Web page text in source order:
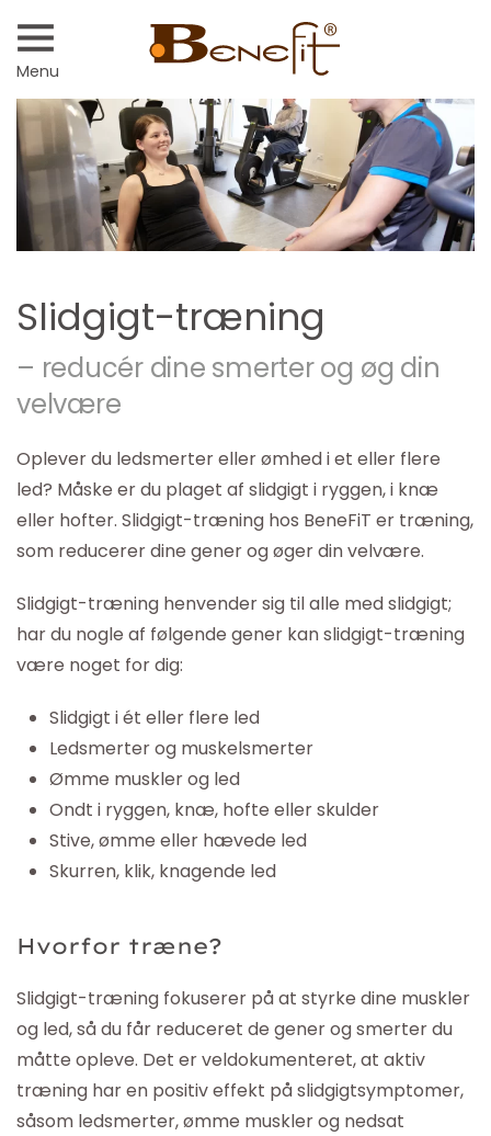
Menu
Slidgigt-træning
– reducér dine smerter og øg din
velvære
Oplever du ledsmerter eller ømhed i et eller flere
led? Måske er du plaget af slidgigt i ryggen, i knæ
eller hofter. Slidgigt-træning hos BeneFiT er træning,
som reducerer dine gener og øger din velvære.
Slidgigt-træning henvender sig til alle med slidgigt;
har du nogle af følgende gener kan slidgigt-træning
være noget for dig:
Slidgigt i ét eller flere led
Ledsmerter og muskelsmerter
Ømme muskler og led
Ondt i ryggen, knæ, hofte eller skulder
Stive, ømme eller hævede led
Skurren, klik, knagende led
Hvorfor træne?
Slidgigt-træning fokuserer på at styrke dine muskler
og led, så du får reduceret de gener og smerter du
måtte opleve. Det er veldokumenteret, at aktiv
træning har en positiv effekt på slidgigtsymptomer,
såsom ledsmerter, ømme muskler og nedsat